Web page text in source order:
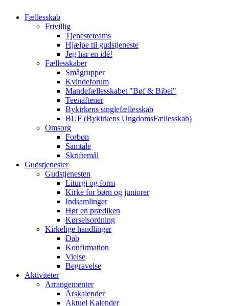
Fællesskab
Frivillig
Tjenesteteams
Hjælpe til gudstjeneste
Jeg har en idé!
Fællesskaber
Smågrupper
Kvindeforum
Mandefællesskabet "Bøf & Bibel"
Teenaftener
Bykirkens singlefællesskab
BUF (Bykirkens UngdomsFællesskab)
Omsorg
Forbøn
Samtale
Skriftemål
Gudstjenester
Gudstjenesten
Liturgi og form
Kirke for børn og juniorer
Indsamlinger
Hør en prædiken
Kørselsordning
Kirkelige handlinger
Dåb
Konfirmation
Vielse
Begravelse
Aktiviteter
Arrangementer
Årskalender
Aktuel Kalender